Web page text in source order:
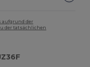
aufgrund der
der tatsächlichen